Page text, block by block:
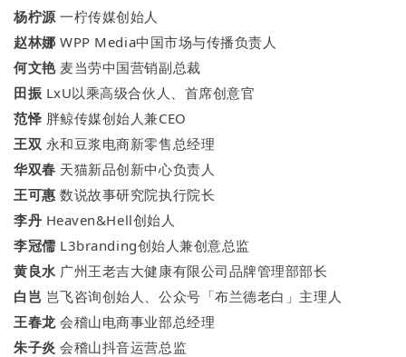
杨柠源一柠传媒创始人
赵林娜 WPP Media中国市场与传播负责人
何文艳麦当劳中国营销副总裁
田振 LxU以乘高级合伙人、首席创意官
范怿 胖鲸传媒创始人兼CEO
王双 永和豆浆电商新零售总经理
华双春 天猫新品创新中心负责人
王可惠 数说故事研究院执行院长
李丹 Heaven&Hell创始人
李冠儒 L3branding创始人兼创意总监
黄良水 广州王老吉大健康有限公司品牌管理部部长
白岂 岂飞咨询创始人、公众号「布兰德老白」主理人
王春龙 会稽山电商事业部总经理
朱子炎会稽山抖音运营总监